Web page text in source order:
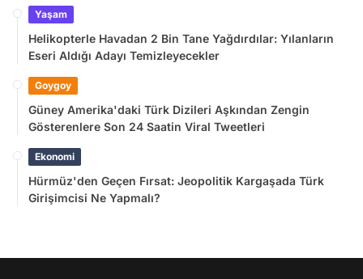
Yaşam
Helikopterle Havadan 2 Bin Tane Yağdırdılar: Yılanların
Eseri Aldığı Adayı Temizleyecekler
Goygoy
Güney Amerika'daki Türk Dizileri Aşkından Zengin
Gösterenlere Son 24 Saatin Viral Tweetleri
Ekonomi
Hürmüz'den Geçen Fırsat: Jeopolitik Kargaşada Türk
Girişimcisi Ne Yapmalı?